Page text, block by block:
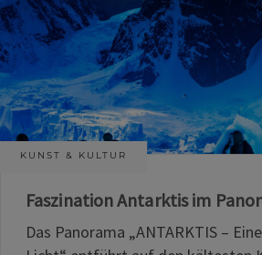
KUNST & KULTUR
Faszination Antarktis im
Das Panorama „ANTARKTIS –